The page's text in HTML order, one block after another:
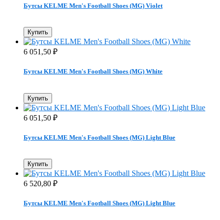
Бутсы KELME Men's Football Shoes (MG) Violet
Купить
6 051,50 ₽
Бутсы KELME Men's Football Shoes (MG) White
Купить
6 051,50 ₽
Бутсы KELME Men's Football Shoes (MG) Light Blue
Купить
6 520,80 ₽
Бутсы KELME Men's Football Shoes (MG) Light Blue